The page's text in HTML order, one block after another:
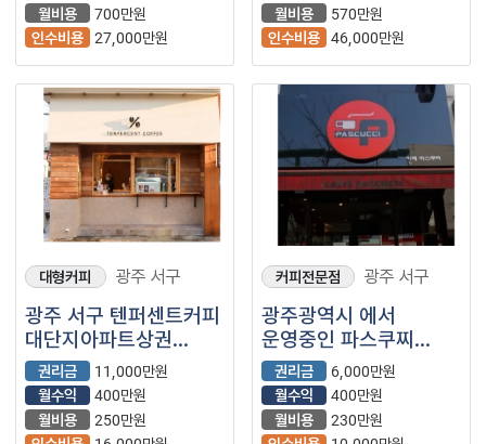
월비용
700만원
인수비용 27,000만원
월비용
570만원
인수비용 46,000만원
대형커피 광주 서구
광주 서구 텐퍼센트커피
대단지아파트상권
양도양수 합니다
권리금
11,000만원
월수익
400만원
월비용
250만원
커피전문점 광주 서구
광주광역시 에서
운영중인 파스쿠찌
급매로 나왔습니다!
권리 6천!!!
권리금
6,000만원
월수익
400만원
월비용
230만원